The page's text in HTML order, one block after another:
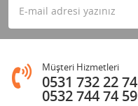
Müşteri Hizmetleri
0531 732 22 74
0532 744 74 59